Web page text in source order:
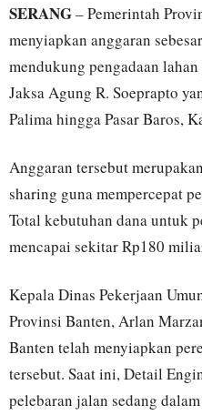
SERANG– Pemerintah
menyiapkan anggaran
mendukung pengadaan
Jaksa Agung R. Soeprapto
Palima hingga Pasar Baros,
Anggaran tersebut
sharing guna mempercepat
Total kebutuhan dana untuk
mencapai sekitar Rp180
Kepala Dinas Pekerjaan
Provinsi Banten, Arlan
Banten telah menyiapkan
tersebut. Saat ini, Detail
pelebaran jalan sedang